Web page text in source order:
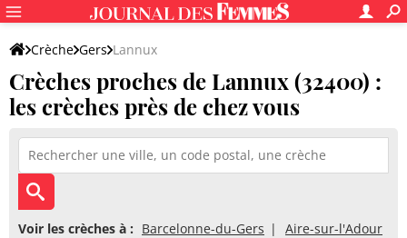
Crèche Gers Lannux
Crèches proches de Lannux (32400) :
les crèches près de chez vous
Voir les crèches à : Barcelonne-du-Gers
Aire-sur-l'Adour